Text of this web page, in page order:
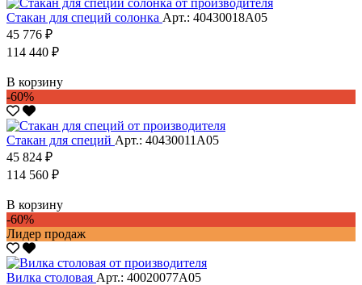
Стакан для специй солонка Арт.: 40430018А05
45 776 ₽
114 440 ₽
В корзину
-60%
Стакан для специй Арт.: 40430011А05
45 824 ₽
114 560 ₽
В корзину
-60%
Лидер продаж
Вилка столовая Арт.: 40020077А05